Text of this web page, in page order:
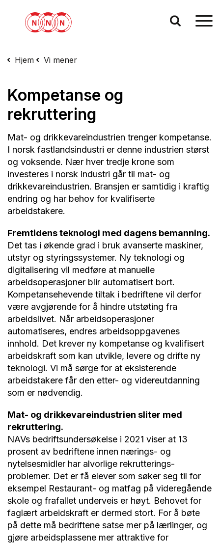
Hjem Vi mener
Kompetanse og
rekruttering
Mat- og drikkevareindustrien trenger kompetanse.
I norsk fastlandsindustri er denne industrien størst
og voksende. Nær hver tredje krone som
investeres i norsk industri går til mat- og
drikkevareindustrien. Bransjen er samtidig i kraftig
endring og har behov for kvalifiserte
arbeidstakere.
Fremtidens teknologi med dagens bemanning.
Det tas i økende grad i bruk avanserte maskiner,
utstyr og styringssystemer. Ny teknologi og
digitalisering vil medføre at manuelle
arbeidsoperasjoner blir automatisert bort.
Kompetansehevende tiltak i bedriftene vil derfor
være avgjørende for å hindre utstøting fra
arbeidslivet. Når arbeidsoperasjoner
automatiseres, endres arbeidsoppgavenes
innhold. Det krever ny kompetanse og kvalifisert
arbeidskraft som kan utvikle, levere og drifte ny
teknologi. Vi må sørge for at eksisterende
arbeidstakere får den etter- og videreutdanning
som er nødvendig.
Mat- og drikkevareindustrien sliter med
rekruttering.
NAVs bedriftsundersøkelse i 2021 viser at 13
prosent av bedriftene innen nærings- og
nytelsesmidler har alvorlige rekrutterings-
problemer. Det er få elever som søker seg til for
eksempel Restaurant- og matfag på videregående
skole og frafallet underveis er høyt. Behovet for
faglært arbeidskraft er dermed stort. For å bøte
på dette må bedriftene satse mer på lærlinger, og
gjøre arbeidsplassene mer attraktive for